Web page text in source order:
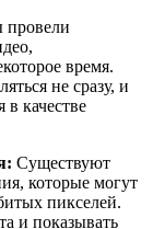
провели
время.
не сразу, и
в качестве
Существуют
которые могут
пикселей.
и показывать